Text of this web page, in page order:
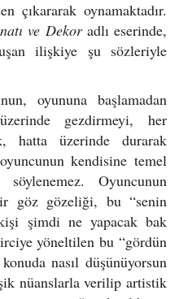
çıkararak oynamaktadır.
ve Dekoradlı eserinde,
ilişkiye şu sözleriyle
oyununa başlamadan
gezdirmeyi, her
hatta üzerinde durarak
kendisine temel
Oyuncunun
göz gözeliği, bu “senin
şimdi ne yapacak bak
yöneltilen bu “gördün
nasıl düşünüyorsun
nüanslarla verilip artistik